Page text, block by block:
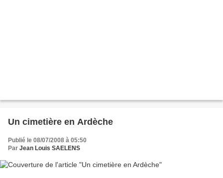
Un cimetière en Ardèche
Publié le 08/07/2008 à 05:50
Par Jean Louis SAELENS